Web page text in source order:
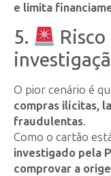
e limita
5.
O pior cenário é
compras ilícitas,
fraudulentas.
Como o cartão
investigado pela
comprovar a